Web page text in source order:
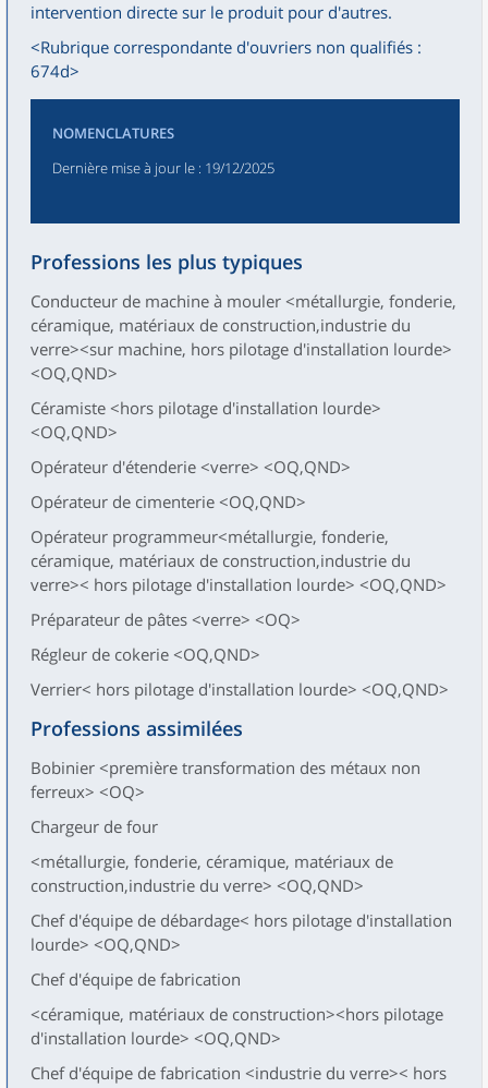
intervention directe sur le produit pour d'autres.
<Rubrique correspondante d'ouvriers non qualifiés :
674d>
NOMENCLATURES
Dernière mise à jour le : 19/12/2025
Professions les plus typiques
Conducteur de machine à mouler <métallurgie, fonderie,
céramique, matériaux de construction,industrie du
verre><sur machine, hors pilotage d'installation lourde>
<OQ,QND>
Céramiste <hors pilotage d'installation lourde>
<OQ,QND>
Opérateur d'étenderie <verre> <OQ,QND>
Opérateur de cimenterie <OQ,QND>
Opérateur programmeur<métallurgie, fonderie,
céramique, matériaux de construction,industrie du
verre>< hors pilotage d'installation lourde> <OQ,QND>
Préparateur de pâtes <verre> <OQ>
Régleur de cokerie <OQ,QND>
Verrier< hors pilotage d'installation lourde> <OQ,QND>
Professions assimilées
Bobinier <première transformation des métaux non
ferreux> <OQ>
Chargeur de four
<métallurgie, fonderie, céramique, matériaux de
construction,industrie du verre> <OQ,QND>
Chef d'équipe de débardage< hors pilotage d'installation
lourde> <OQ,QND>
Chef d'équipe de fabrication
<céramique, matériaux de construction><hors pilotage
d'installation lourde> <OQ,QND>
Chef d'équipe de fabrication <industrie du verre>< hors